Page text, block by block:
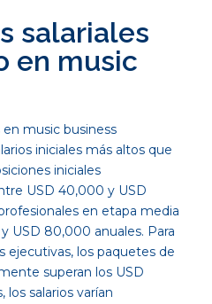
salariales
en music
music business
iniciales más altos que
iniciales
USD 40,000 y USD
en etapa media
USD 80,000 anuales. Para
ejecutivas, los paquetes de
superan los USD
salarios varían